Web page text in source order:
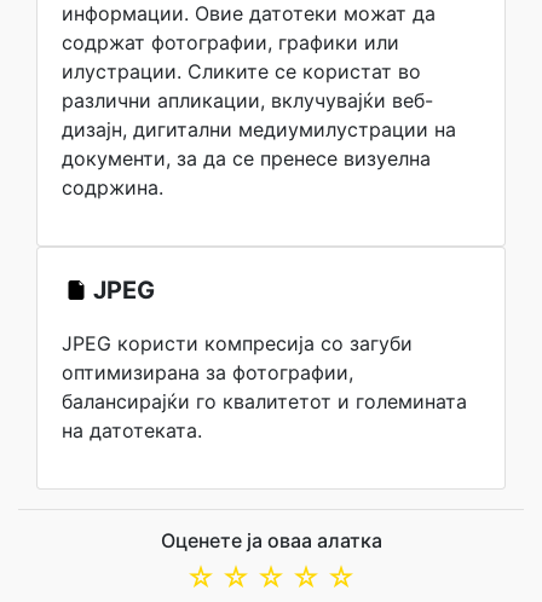
информации. Овие датотеки можат да
содржат фотографии, графики или
илустрации. Сликите се користат во
различни апликации, вклучувајќи веб-
дизајн, дигитални медиумилустрации на
документи, за да се пренесе визуелна
содржина.
JPEG
JPEG користи компресија со загуби
оптимизирана за фотографии,
балансирајќи го квалитетот и големината
на датотеката.
Оценете ја оваа алатка
☆
☆
☆
☆
☆